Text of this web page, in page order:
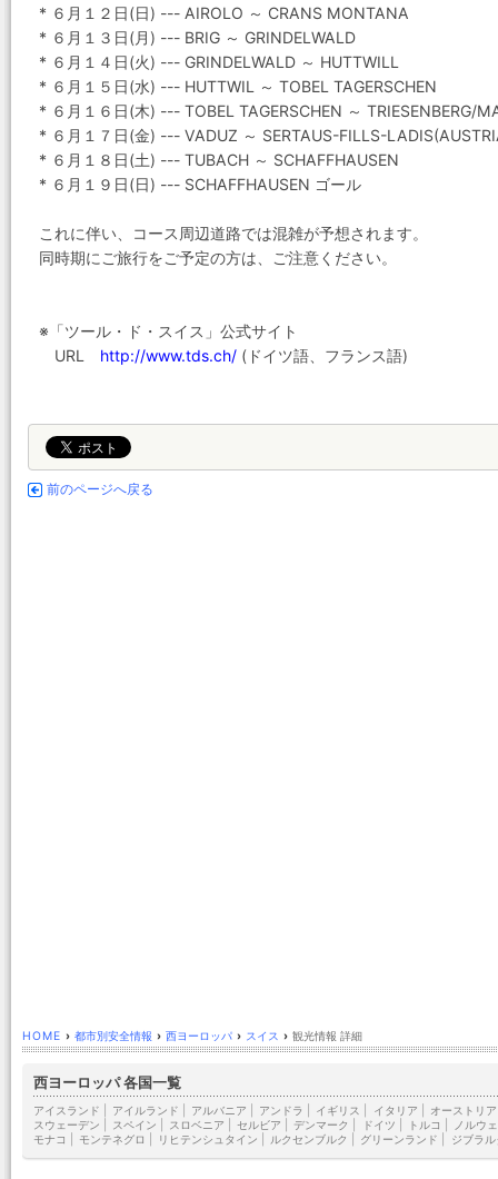
* ６月１２日(日) --- AIROLO ～ CRANS MONTANA
* ６月１３日(月) --- BRIG ～ GRINDELWALD
* ６月１４日(火) --- GRINDELWALD ～ HUTTWILL
* ６月１５日(水) --- HUTTWIL ～ TOBEL TAGERSCHEN
* ６月１６日(木) --- TOBEL TAGERSCHEN ～ TRIESENBERG/
* ６月１７日(金) --- VADUZ ～ SERTAUS-FILLS-
* ６月１８日(土) --- TUBACH ～ SCHAFFHAUSEN
* ６月１９日(日) --- SCHAFFHAUSEN ゴール
これに伴い、コース周辺道路では混雑が予想されます。
同時期にご旅行をご予定の方は、ご注意ください。
※「ツール・ド・スイス」公式サイト
URL http://www.tds.ch/ (ドイツ語、フランス語)
前のページへ戻る
HOME › 都市別安全情報 › 西ヨーロッパ › スイス › 観光情報 詳細
西ヨーロッパ 各国一覧
アイスランド アイルランド アルバニア アンドラ イギリス イタリア オーストリア
スウェーデン
スペイン スロベニア セルビア デンマーク ドイツ トルコ
ノルウ
モナコ
モンテネグロ リヒテンシュタイン ルクセンブルク グリーンランド ジブラル